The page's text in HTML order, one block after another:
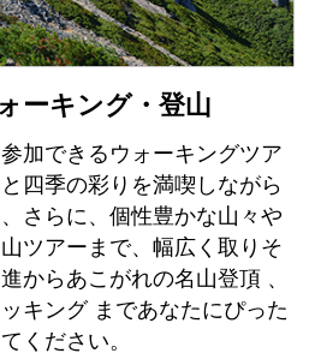
ーキング・登山
加できるウォーキングツア
四季の彩りを満喫しながら
さらに、個性豊かな山々や
ツアーまで、幅広く取りそ
からあこがれの名山登頂 、
キング まであなたにぴった
ください。